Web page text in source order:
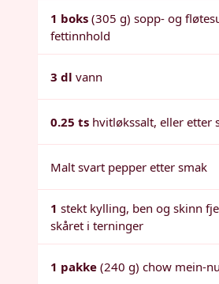
1 boks (305 g) sopp- og
fettinnhold
3 dl vann
0.25 ts hvitløkssalt, eller etter
Malt svart pepper etter smak
1 stekt kylling, ben og skinn
skåret i terninger
1 pakke (240 g) chow mein-